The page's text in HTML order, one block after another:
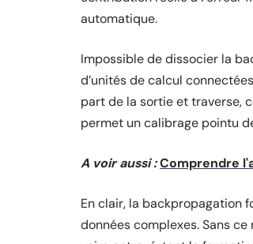
automatique.
Impossible de dissocier la
d’unités de calcul
part de la sortie et traverse,
permet un calibrage pointu
A voir aussi :Comprendre
En clair, la backpropagation
données complexes. Sans